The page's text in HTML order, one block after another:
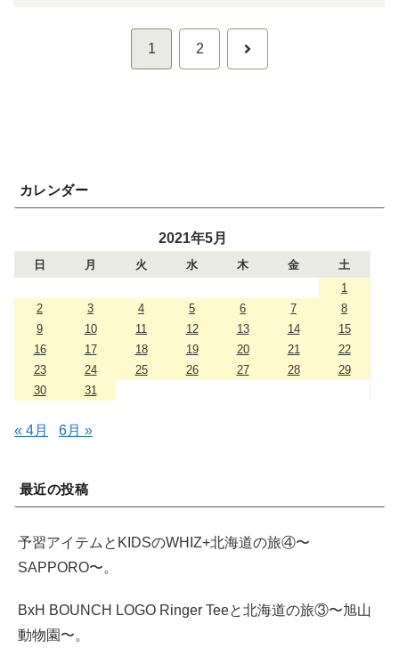
1 2 次
カレンダー
2021年5月
日 月 火 水 木 金
土
1
2
3 4 5 6 7
8
9
10 11 12 13 14
15
16
17 18 19 20 21
22
23
24 25 26 27 28
29
30
31
« 4月 6月 »
最近の投稿
予習アイテムとKIDSのWHIZ+北海道の旅④〜
SAPPORO〜。
BxH BOUNCH LOGO Ringer Teeと北海道の旅③〜旭山
動物園〜。